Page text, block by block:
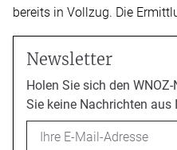
bereits in Vollzug. Die
Newsletter
Holen Sie sich den
Sie keine Nachrichten aus
Email